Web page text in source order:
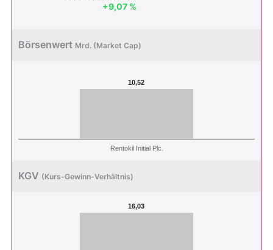
+9,07 %
Börsenwert Mrd. (Market Cap)
10,52
Rentokil Initial Plc.
KGV (Kurs-Gewinn-Verhältnis)
16,03